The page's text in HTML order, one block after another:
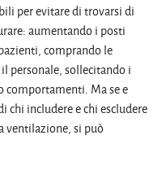
per evitare di trovarsi di
aumentando i posti
comprando le
personale, sollecitando i
comportamenti. Ma se e
chi includere e chi escludere
ventilazione, si può